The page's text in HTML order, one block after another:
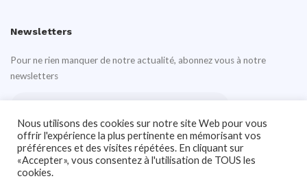
Newsletters
Pour ne rien manquer de notre actualité, abonnez vous à notre
newsletters
Notre site Web utilise des cookies pour améliorer votre expérience. En savoir
Nous utilisons des cookies sur notre site Web pour vous
offrir l'expérience la plus pertinente en mémorisant vos
préférences et des visites répétées. En cliquant sur
«Accepter», vous consentez à l'utilisation de TOUS les
cookies.